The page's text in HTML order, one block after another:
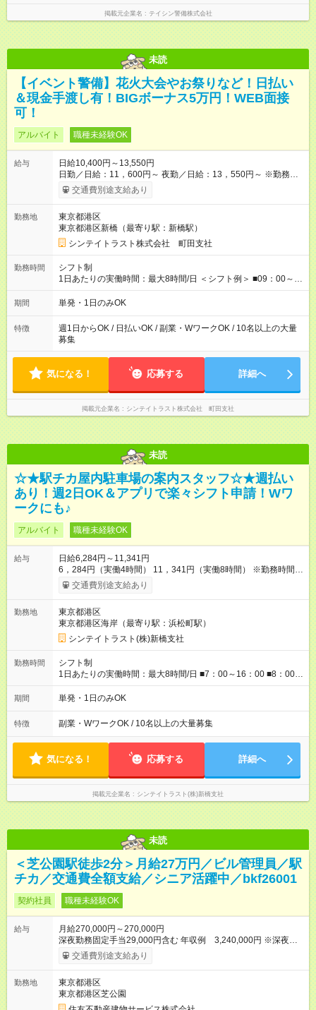
掲載元企業名 テイシン警備株式会社
未読
【イベント警備】花火大会やお祭りなど！日払い
＆現金手渡し有！BIGボーナス5万円！WEB面接
可！
アルバイト 職種未経験OK
給与
日給10,400円～13,550円
日勤／日給：11，600円～ 夜勤／日給：13，550円～ ※勤務数
が週2日以下の場合 日勤／日給：10，400円 夜勤／日給：12，
350円 ■交通費別途全額支給 ※規定あり ■支払方法：日払い └日
⇒希望をお聞かせください♪ ■各種資格手当あり ■残業手当あり ■
日給保障あり └早く終わっても”全額”支給！ ・－・－・ ≪ 法定
研修 ≫ 研修時の給与： 日給10，000円×3日間（24時間） ＝研
修費として合計30，000円支給 ＋交通費全額支給 ※規定あり
【試用期間】試用期間なし
交通費別途支給あり
勤務地
東京都港区
東京都港区新橋（最寄り駅：新橋駅）
シンテイトラスト株式会社 町田支社
勤務時間
シフト制
1日あたりの実働時間：最大8時間/日 ＜シフト例＞ ■09：00～
18：00 ■20：00～翌5：00 など！ 上記時間内で、 実働8時
間・休憩1時間／日
期間 単発・1日のみOK
特徴
週1日からOK / 日払いOK / 副業・WワークOK / 10名以上の大量
募集
気になる！ 応募する 詳細へ
掲載元企業名 シンテイトラスト株式会社 町田支社
未読
☆★駅チカ屋内駐車場の案内スタッフ☆★週払い
あり！週2日OK＆アプリで楽々シフト申請！Wワ
ークにも♪
アルバイト 職種未経験OK
給与
日給6,284円～11,341円
6，284円（実働4時間） 11，341円（実働8時間） ※勤務時間に
よって変動あり ・－・－・ ◆交通費別途全額支給 ※規定あり ◆
支払方法：週払い・月払いOK ⇒ご希望をお聞かせください♪ ◆
試用期間なし
交通費別途支給あり
勤務地
東京都港区
東京都港区海岸（最寄り駅：浜松町駅）
シンテイトラスト(株)新橋支社
勤務時間
シフト制
1日あたりの実働時間：最大8時間/日 ■7：00～16：00 ■8：00～
16：00 ■8：30～17：30 ■8：00～18：00 ■11：00～20：00
■17：30～22：30 ■17：00～23：00 など！ ※勤務時間に合わ
期間 単発・1日のみOK
特徴 副業・WワークOK / 10名以上の大量募集
気になる！ 応募する 詳細へ
掲載元企業名 シンテイトラスト(株)新橋支社
未読
＜芝公園駅徒歩2分＞月給27万円／ビル管理員／駅
チカ／交通費全額支給／シニア活躍中／bkf26001
契約社員 職種未経験OK
給与
月給270,000円～270,000円
深夜勤務固定手当29,000円含む 年収例 3,240,000円 ※深夜労
働の有無にかかわらず定額支給します。 超過分は別途支給いた
します。 【交通費】 通勤交通費全額支給（公共交通機関のみ）
・資格取得支援（提携予備校割引・受験費用等補助） ・eラーニ
ング講座の無料利用（約200コース）他 【試用期間】試用期間
あり 試用期間の長さ：3ヶ月 雇用形態、給与は本採用時と同じ
交通費別途支給あり
勤務地
東京都港区
東京都港区芝公園